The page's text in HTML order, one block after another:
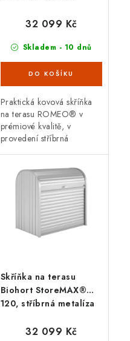
Skladem - 10 dnů
32 099 Kč
Praktická kovová skříňka
na terasu ROMEO® v
prémiové kvalitě, v
provedení stříbrná
132 x d 87 cm. Moderní
Skříňka na terasu
Biohort StoreMAX®
120, stříbrná metalíza
32 099 Kč